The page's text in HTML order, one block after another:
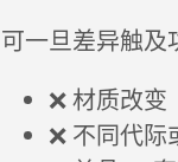
可一旦差异触及
❌ 材质改变
❌ 不同代际